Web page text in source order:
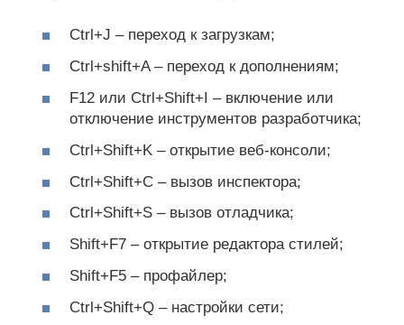
Ctrl+J – переход к загрузкам;
Ctrl+shift+A – переход к дополнениям;
F12 или Ctrl+Shift+I – включение или
отключение инструментов разработчика;
Ctrl+Shift+K – открытие веб-консоли;
Ctrl+Shift+C – вызов инспектора;
Ctrl+Shift+S – вызов отладчика;
Shift+F7 – открытие редактора стилей;
Shift+F5 – профайлер;
Ctrl+Shift+Q – настройки сети;